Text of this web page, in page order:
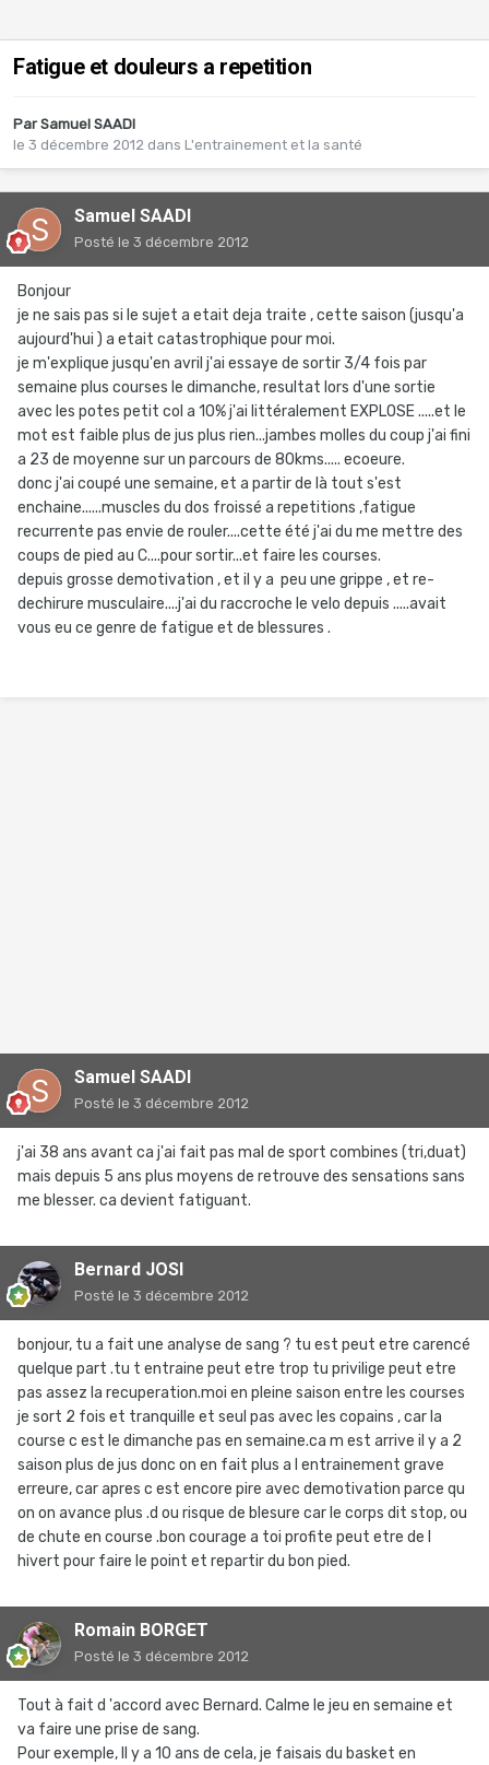
Fatigue et douleurs a repetition
Par Samuel SAADI
le 3 décembre 2012 dans L'entrainement et la santé
Samuel SAADI
Posté le 3 décembre 2012
Bonjour
je ne sais pas si le sujet a etait deja traite , cette saison (jusqu'a
aujourd'hui ) a etait catastrophique pour moi.
je m'explique jusqu'en avril j'ai essaye de sortir 3/4 fois par
semaine plus courses le dimanche, resultat lors d'une sortie
avec les potes petit col a 10% j'ai littéralement EXPLOSE .....et le
mot est faible plus de jus plus rien...jambes molles du coup j'ai fini
a 23 de moyenne sur un parcours de 80kms..... ecoeure.
donc j'ai coupé une semaine, et a partir de là tout s'est
enchaine......muscles du dos froissé a repetitions ,fatigue
recurrente pas envie de rouler....cette été j'ai du me mettre des
coups de pied au C....pour sortir...et faire les courses.
depuis grosse demotivation , et il y a peu une grippe , et re-
dechirure musculaire....j'ai du raccroche le velo depuis .....avait
vous eu ce genre de fatigue et de blessures .
Samuel SAADI
Posté le 3 décembre 2012
j'ai 38 ans avant ca j'ai fait pas mal de sport combines (tri,duat)
mais depuis 5 ans plus moyens de retrouve des sensations sans
me blesser. ca devient fatiguant.
Bernard JOSI
Posté le 3 décembre 2012
bonjour, tu a fait une analyse de sang ? tu est peut etre carencé
quelque part .tu t entraine peut etre trop tu privilige peut etre
pas assez la recuperation.moi en pleine saison entre les courses
je sort 2 fois et tranquille et seul pas avec les copains , car la
course c est le dimanche pas en semaine.ca m est arrive il y a 2
saison plus de jus donc on en fait plus a l entrainement grave
erreure, car apres c est encore pire avec demotivation parce qu
on on avance plus .d ou risque de blesure car le corps dit stop, ou
de chute en course .bon courage a toi profite peut etre de l
hivert pour faire le point et repartir du bon pied.
Romain BORGET
Posté le 3 décembre 2012
Tout à fait d 'accord avec Bernard. Calme le jeu en semaine et
va faire une prise de sang.
Pour exemple, Il y a 10 ans de cela, je faisais du basket en